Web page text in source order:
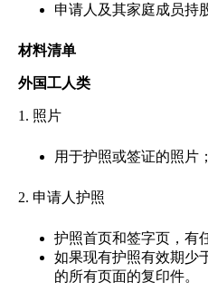
申请人及其家庭成员持
材料清单
外国工人类
1. 照片
用于护照或签证的照片；
2. 申请人护照
护照首页和签字页，有
如果现有护照有效期少
的所有页面的复印件。